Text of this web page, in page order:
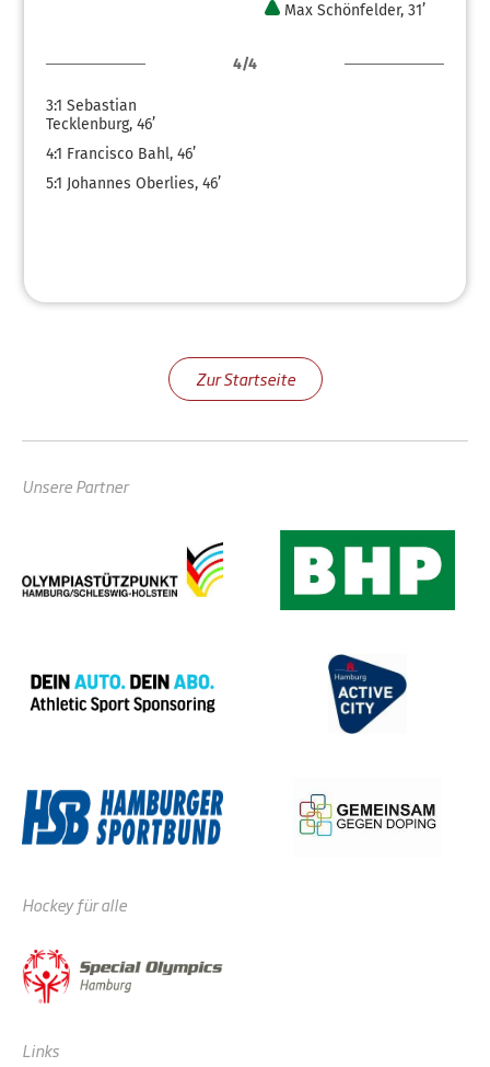
Max Schönfelder, 31’
4/4
3:1 Sebastian
Tecklenburg, 46’
4:1 Francisco Bahl, 46’
5:1 Johannes Oberlies, 46’
Zur Startseite
Unsere Partner
Hockey für alle
Links